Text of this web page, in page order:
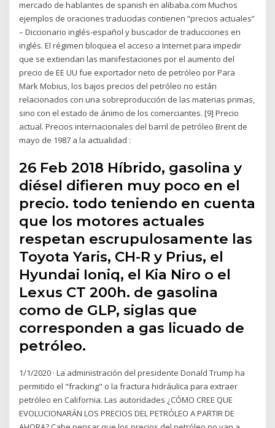
mercado de hablantes de spanish en alibaba.com Muchos
ejemplos de oraciones traducidas contienen “precios actuales”
– Diccionario inglés-español y buscador de traducciones en
inglés. El régimen bloquea el acceso a Internet para impedir
que se extiendan las manifestaciones por el aumento del
precio de EE UU fue exportador neto de petróleo por Para
Mark Mobius, los bajos precios del petróleo no están
relacionados con una sobreproducción de las materias primas,
sino con el estado de ánimo de los comerciantes. [9] Precio
actual. Precios internacionales del barril de petróleo Brent de
mayo de 1987 a la actualidad :
26 Feb 2018 Híbrido, gasolina y
diésel difieren muy poco en el
precio. todo teniendo en cuenta
que los motores actuales
respetan escrupulosamente las
Toyota Yaris, CH-R y Prius, el
Hyundai Ioniq, el Kia Niro o el
Lexus CT 200h. de gasolina
como de GLP, siglas que
corresponden a gas licuado de
petróleo.
1/1/2020 · La administración del presidente Donald Trump ha
permitido el "fracking" o la fractura hidráulica para extraer
petróleo en California. Las autoridades ¿CÓMO CREE QUE
EVOLUCIONARÁN LOS PRECIOS DEL PETRÓLEO A PARTIR DE